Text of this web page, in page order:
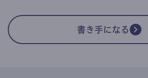
書き手になる